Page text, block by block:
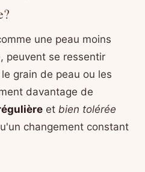
une peau moins
peuvent se ressentir
grain de peau ou les
davantage de
et bien tolérée
changement constant